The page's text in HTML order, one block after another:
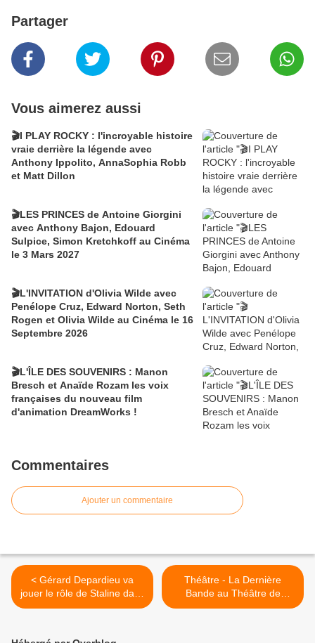
Partager
Vous aimerez aussi
🎬I PLAY ROCKY : l'incroyable histoire
vraie derrière la légende avec
Anthony Ippolito, AnnaSophia Robb
et Matt Dillon
🎬LES PRINCES de Antoine Giorgini
avec Anthony Bajon, Edouard
Sulpice, Simon Kretchkoff au Cinéma
le 3 Mars 2027
🎬L'INVITATION d'Olivia Wilde avec
Penélope Cruz, Edward Norton, Seth
Rogen et Olivia Wilde au Cinéma le 16
Septembre 2026
🎬L'ÎLE DES SOUVENIRS : Manon
Bresch et Anaïde Rozam les voix
françaises du nouveau film
d'animation DreamWorks !
Commentaires
Ajouter un commentaire
< Gérard Depardieu va
jouer le rôle de Staline dans
un film de Fanny Ardant
Théâtre - La Dernière
Bande au Théâtre de
l'Oeuvre avec Jacques